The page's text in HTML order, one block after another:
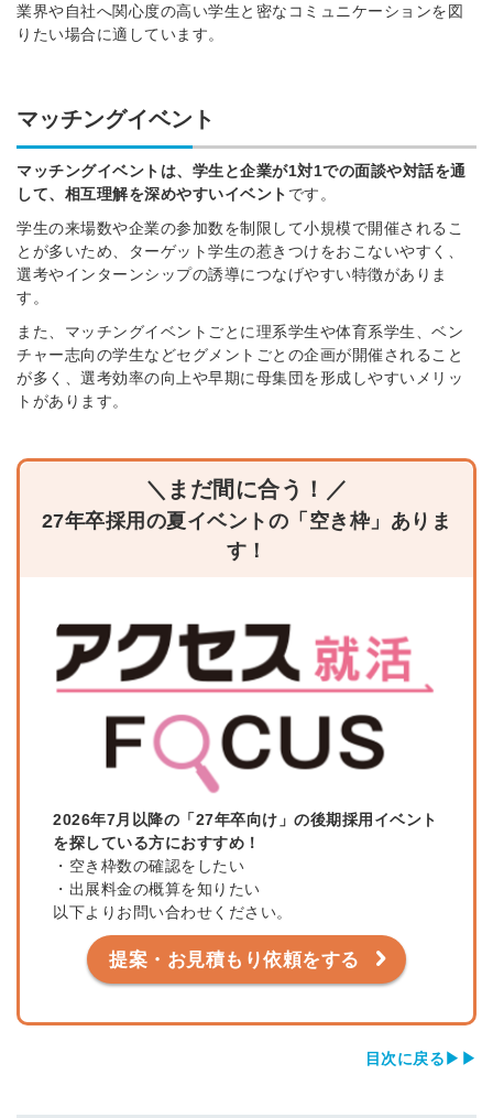
業界や自社へ関心度の高い学生と密なコミュニケーションを図
りたい場合に適しています。
マッチングイベント
マッチングイベントは、学生と企業が1対1での面談や対話を通
して、相互理解を深めやすいイベント です。
学生の来場数や企業の参加数を制限して小規模で開催されるこ
とが多いため、ターゲット学生の惹きつけをおこないやすく、
選考やインターンシップの誘導につなげやすい特徴がありま
す。
また、マッチングイベントごとに理系学生や体育系学生、ベン
チャー志向の学生などセグメントごとの企画が開催されること
が多く、選考効率の向上や早期に母集団を形成しやすいメリッ
トがあります。
＼まだ間に合う！／
27年卒採用の夏イベントの「空き枠」ありま
す！
2026年7月以降の「27年卒向け」の後期採用イベント
を探している方におすすめ！
・空き枠数の確認をしたい
・出展料金の概算を知りたい
以下よりお問い合わせください。
提案・お見積もり依頼をする
目次に戻る▶▶